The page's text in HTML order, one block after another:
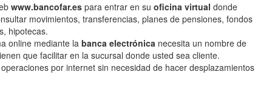
www.bancofar.es para entrar en su oficina virtual donde
movimientos, transferencias, planes de pensiones, fondos
hipotecas.
online mediante la banca electrónica necesita un nombre de
que facilitar en la sucursal donde usted sea cliente.
por internet sin necesidad de hacer desplazamientos